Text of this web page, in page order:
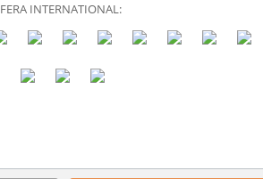
FERA INTERNATIONAL: